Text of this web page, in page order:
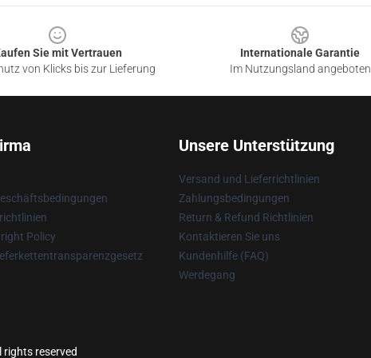
Sie mit Vertrauen
von Klicks bis zur Lieferung
Internationale Garantie
Im Nutzungsland angeboten
Policy
Unsere Unterstützung
Versand und Lieferrichtlinien
Zahlungsbedingungen
Return & Refund Richtlinien
Kontaktieren Sie uns
Kundenhilfe (FAQ)
Werdegang
rights reserved